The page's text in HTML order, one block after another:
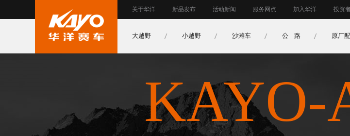
关于华洋 新品发布 活动新闻 服务网点 加入华洋 投资
大越野 小越野 沙滩车 公 路 原厂
kayo-